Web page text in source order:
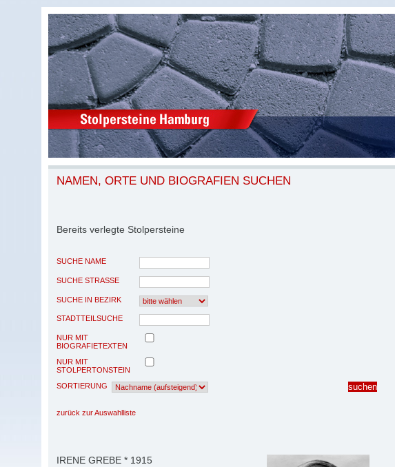
NAMEN, ORTE UND BIOGRAFIEN SUCHEN
Bereits verlegte Stolpersteine
SUCHE NAME
SUCHE STRASSE
SUCHE IN BEZIRK
STADTTEILSUCHE
NUR MIT
BIOGRAFIETEXTEN
NUR MIT
STOLPERTONSTEIN
SORTIERUNG
zurück zur Auswahlliste
IRENE GREBE * 1915